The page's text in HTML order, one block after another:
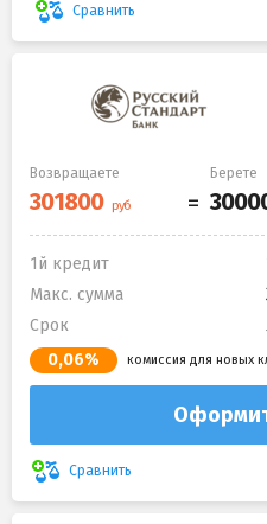
Сравнить
Возвращаете Берете
1й кредит
Макс. сумма
Срок
0,06% комиссия для новых
Сравнить